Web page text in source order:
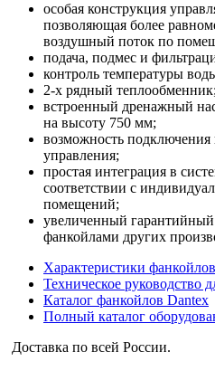
особая конструкция
позволяющая более
воздушный поток по
подача, подмес и
контроль температуры
2-х рядный теплообменник;
встроенный дренажный
на высоту 750 мм;
возможность подключения
управления;
простая интеграция в
соответствии с
помещений;
увеличенный
фанкойлами других
Характеристики
Техническое руководство
Каталог фанкойлов Dantex
Полный каталог
Доставка по всей России.